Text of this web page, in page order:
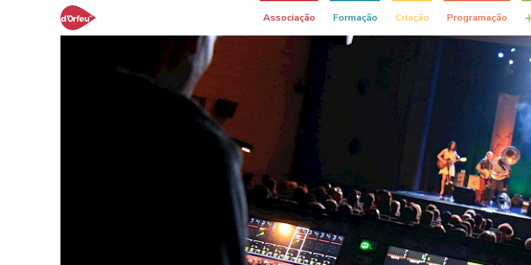
Associação Formação Criação Programação